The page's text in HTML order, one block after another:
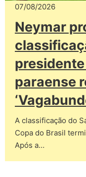
07/08/2026
Neymar
paraense
A classificação do
Copa do Brasil
Após a…